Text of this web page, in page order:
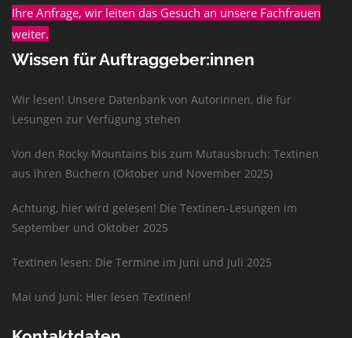
Ihre Anfrage, wir leiten das Gesuch an unsere Fachfrauen
weiter.
Wissen für Auftraggeber:innen
Wir lesen! Unsere Datenbank von Autorinnen, die für
Lesungen zur Verfügung stehen
Von den Rocky Mountains bis zum Mutausbruch: Textinen
aus ihren Büchern (Oktober und November 2025)
Achtung, hier wird gelesen! Die Textinen-Lesungen im
September und Oktober 2025
Textinen lesen: Die Termine im Juni und Juli 2025
Mai und Juni: Hier lesen Textinen!